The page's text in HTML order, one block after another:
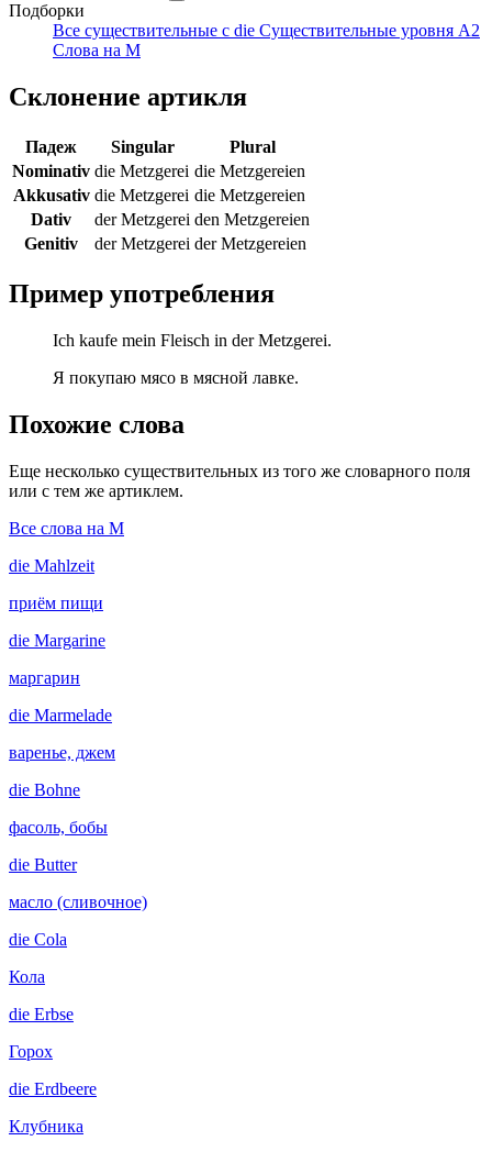
Подборки
Все существительные с die Существительные уровня A2
Слова на M
Склонение артикля
Падеж Singular
Plural
Nominativ die Metzgerei die Metzgereien
Akkusativ die Metzgerei die Metzgereien
Dativ
der Metzgerei den Metzgereien
Genitiv
der Metzgerei der Metzgereien
Пример употребления
Ich kaufe mein Fleisch in der Metzgerei.
Я покупаю мясо в мясной лавке.
Похожие слова
Еще несколько существительных из того же словарного поля
или с тем же артиклем.
Все слова на M
die Mahlzeit
приём пищи
die Margarine
маргарин
die Marmelade
варенье, джем
die Bohne
фасоль, бобы
die Butter
масло (сливочное)
die Cola
Кола
die Erbse
Горох
die Erdbeere
Клубника